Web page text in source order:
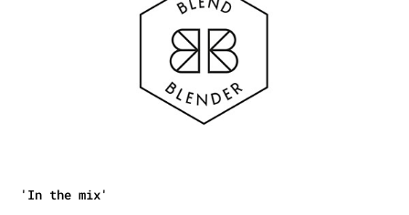
'In the mix'